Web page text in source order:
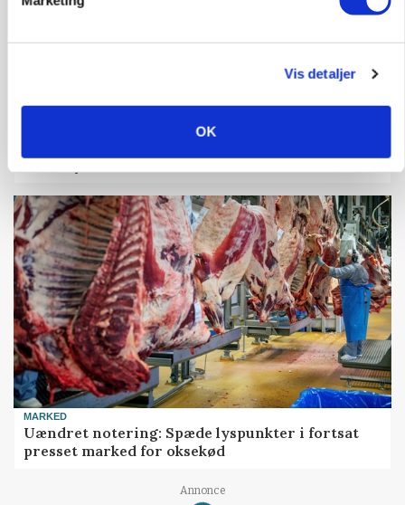
Vis detaljer
OK
skadedyrsrisici
MARKED
Uændret notering: Spæde lyspunkter i fortsat
presset marked for oksekød
Annonce